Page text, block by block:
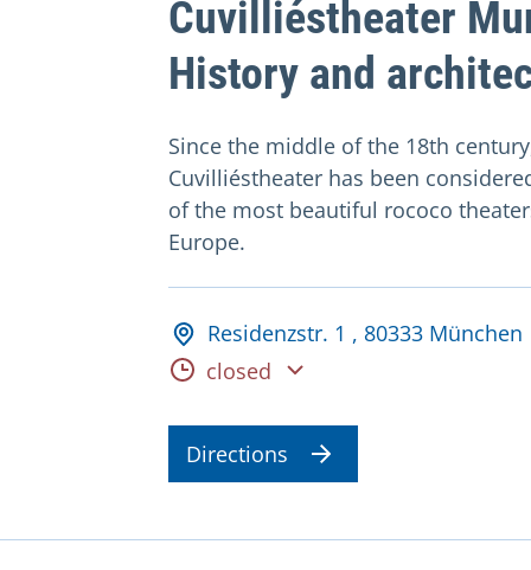
Cuvilliéstheater
History and
Since the middle of the 18th
Cuvilliéstheater has been
of the most beautiful rococo
Europe.
Adresse und
Residenzstr. 1 , 80333 München
Opening hours
closed
Directions